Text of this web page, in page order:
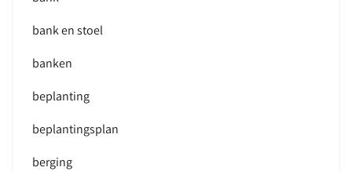
bank en stoel
banken
beplanting
beplantingsplan
berging